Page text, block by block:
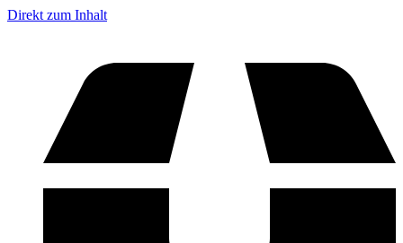
Direkt zum Inhalt